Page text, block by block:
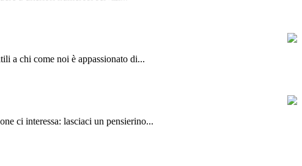
a chi come noi è appassionato di...
ci interessa: lasciaci un pensierino...